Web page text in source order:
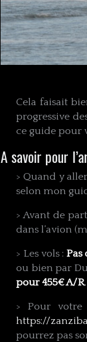
Cela faisait
progressive
ce guide pour
A savoir pour
> Quand y
selon mon
> Avant de
dans l’avion
> Les vols : Pas
ou bien par
pour 455€ A/R.
> Pour
https://
pourrez pas